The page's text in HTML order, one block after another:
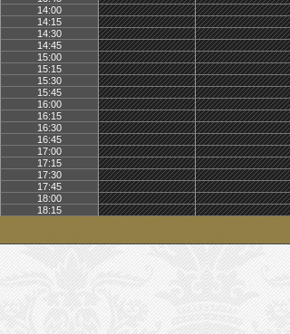
14:00
14:15
14:30
14:45
15:00
15:15
15:30
15:45
16:00
16:15
16:30
16:45
17:00
17:15
17:30
17:45
18:00
18:15